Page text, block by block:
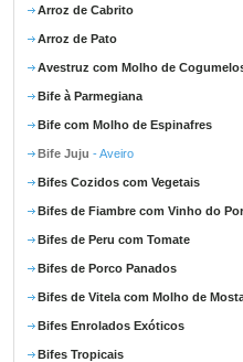
Arroz de Cabrito
Arroz de Pato
Avestruz com Molho de
Bife à Parmegiana
Bife com Molho de Espinafres
Bife Juju - Aveiro
Bifes Cozidos com Vegetais
Bifes de Fiambre com Vinho do
Bifes de Peru com Tomate
Bifes de Porco Panados
Bifes de Vitela com Molho de
Bifes Enrolados Exóticos
Bifes Tropicais